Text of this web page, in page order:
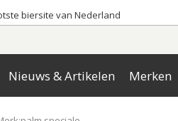
biersite van Nederland
Nieuws & Artikelen Merken